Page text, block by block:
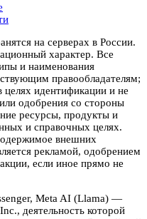
на серверах в России.
характер. Все
и наименования
правообладателям;
целях идентификации и не
одобрения со стороны
ресурсы, продукты и
и справочных целях.
внешних
рекламой, одобрением
если иное прямо не
Meta AI (Llama) —
деятельность которой